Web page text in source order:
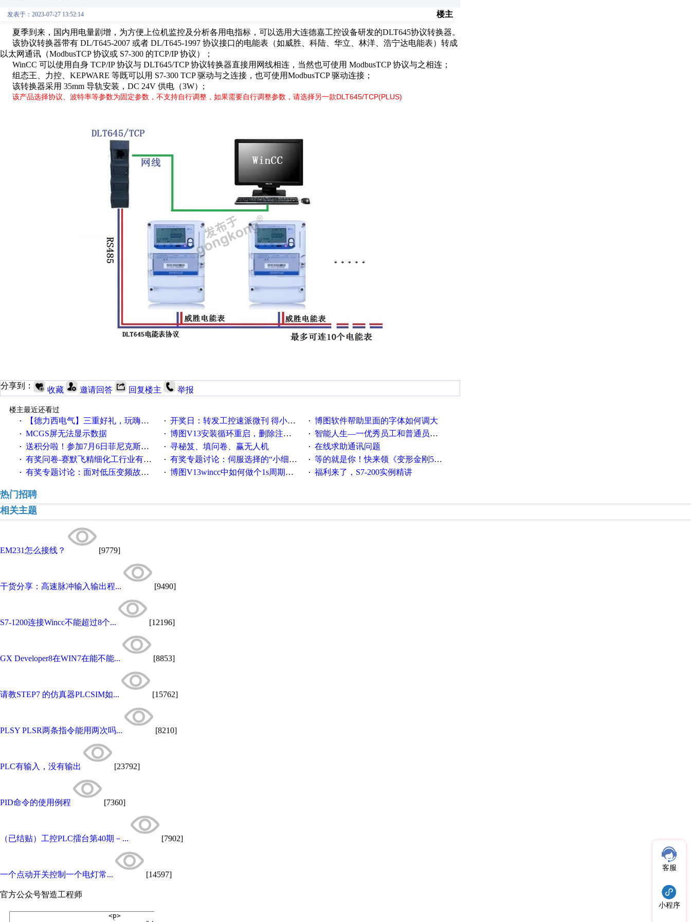
发表于：2023-07-27 13:52:14 楼主
夏季到来，国内用电量剧增，为方便上位机监控及分析各用电指标，可以选用大连德嘉工控设备研发的DLT645协议转换器。
该协议转换器带有 DL/T645-2007 或者 DL/T645-1997 协议接口的电能表（如威胜、科陆、华立、林洋、浩宁达电能表）转成
以太网通讯（ModbusTCP 协议或 S7-300 的TCP/IP 协议）；
WinCC 可以使用自身 TCP/IP 协议与 DLT645/TCP 协议转换器直接用网线相连，当然也可使用 ModbusTCP 协议与之相连；
组态王、力控、KEPWARE 等既可以用 S7-300 TCP 驱动与之连接，也可使用ModbusTCP 驱动连接；
该转换器采用 35mm 导轨安装，DC 24V 供电（3W）;
该产品选择协议、波特率等参数为固定参数，不支持自行调整，如果需要自行调整参数，请选择另一款DLT645/TCP(PLUS)
分享到： 收藏 邀请回答 回复楼主 举报
楼主最近还看过
·
【德力西电气】三重好礼，玩嗨夏日！ · 开奖日：转发工控速派微刊 得小米手环 中奖通知 · 博图软件帮助里面的字体如何调大
· MCGS屏无法显示数据 · 博图V13安装循环重启，删除注册表信息没有用 · 智能人生—一优秀员工和普通员工差别，精辟到位！
· 送积分啦！参加7月6日菲尼克斯在线研讨会即得 · 寻秘笈、填问卷、赢无人机 · 在线求助通讯问题
· 有奖问卷-赛默飞精细化工行业有奖调查来袭！ · 有奖专题讨论：伺服选择的“小细节大学问”奖励公告 · 等的就是你！快来领《变形金刚5》观影券
· 有奖专题讨论：面对低压变频故障，老手是这样解决的！ · 博图V13wincc中如何做个1s周期循环的脚本 · 福利来了，S7-200实例精讲
热门招聘
相关主题
EM231怎么接线？ [9779]
干货分享：高速脉冲输入输出程... [9490]
S7-1200连接Wincc不能超过8个... [12196]
GX Developer8在WIN7在能不能... [8853]
请教STEP7 的仿真器PLCSIM如... [15762]
PLSY PLSR两条指令能用两次吗... [8210]
PLC有输入，没有输出 [23792]
PID命令的使用例程 [7360]
（已结贴）工控PLC擂台第40期－... [7902]
一个点动开关控制一个电灯常... [14597]
官方公众号智造工程师
客服
小程序